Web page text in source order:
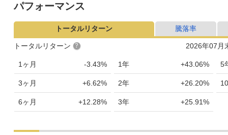
パフォーマンス
トータルリターン 騰落率
2026年07月
トータルリターン
1ヶ月 -3.43%
3ヶ月 +6.62%
6ヶ月 +12.28%
1年 +43.06%
2年 +26.20%
3年 +25.91%
5